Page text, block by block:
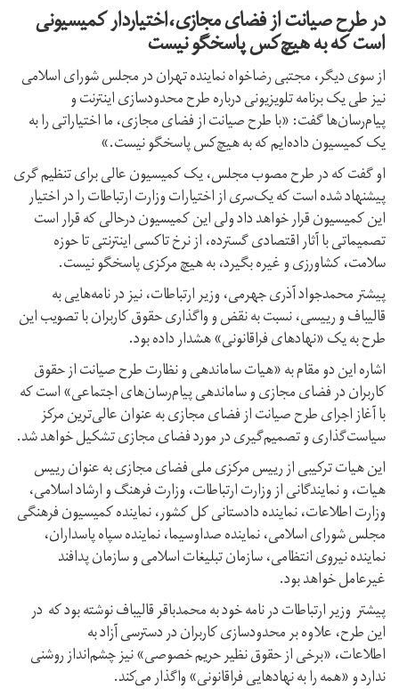
در طرح صیانت از فضای مجازی،اختیاردار کمیسیونی
است که به هیچ‌کس پاسخگو نیست
از سوی دیگر، مجتبی رضا‌خواه نماینده تهران در مجلس شورای اسلامی
نیز طی یک برنامه تلویزیونی درباره طرح محدودسازی اینترنت و
پیام‌رسان‌ها گفت: «با طرح صیانت از فضای مجازی، ما اختیاراتی را به
یک کمیسیون داده‌ایم که به هیچ‌کس پاسخگو نیست.»
او گفت که در طرح مصوب مجلس، یک کمیسیون عالی برای تنظیم گری
پیشنهاد شده است که یک‌سری از اختیارات وزارت ارتباطات را در اختیار
این کمیسیون قرار خواهد داد ولی این کمیسیون درحالی که قرار است
تصمیماتی با آثار اقتصادی گسترده‌، از نرخ تاکسی‌ اینترنتی تا حوزه
سلامت، کشاورزی و غیره بگیرد، به هیچ مرکزی پاسخگو نیست.
پیشتر محمدجواد آذری جهرمی، وزیر ارتباطات، نیز در نامه‌هایی به
قالیباف و رییسی، نسبت به نقض و واگذاری حقوق کاربران با تصویب این
طرح به یک «نهادهای فراقانونی» هشدار داده بود.
اشاره این دو مقام به «هیات ساماندهی و نظارت طرح صیانت از حقوق
کاربران در فضای مجازی و ساماندهی پیام‌رسان‌های اجتماعی» است که
با آغاز اجرای طرح صیانت از فضای مجازی به عنوان عالی‌ترین مرکز
سیاست‌گذاری و تصمیم‌گیری در مورد فضای مجازی تشکیل خواهد شد.
این هیات ترکیبی از رییس مرکزی ملی فضای مجازی به عنوان رییس
هیات، و نمایندگانی از وزارت ارتباطات، وزارت فرهنگ و ارشاد اسلامی،
وزارت اطلاعات، نماینده دادستانی کل کشور، نماینده کمیسیون فرهنگی
مجلس شورای اسلامی، نماینده صداوسیما، نماینده سپاه پاسداران،
نماینده نیروی انتظامی، سازمان تبلیغات اسلامی و سازمان پدافند
غیرعامل خواهد بود.
پیشتر وزیر ارتباطات در نامه خود به محمدباقر قالیباف نوشته بود که در
این طرح، علاوه بر محدودسازی کاربران در دسترسی آزاد به
اطلاعات، «برخی از حقوق نظیر حریم خصوصی» نیز چشم‌انداز روشنی
ندارد و «همه را به نهادهایی فراقانونی» واگذار می‌کند.